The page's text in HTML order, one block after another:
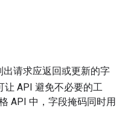
请求应返回或更新的字
让 API 避免不必要的工
API 中，字段掩码同时用